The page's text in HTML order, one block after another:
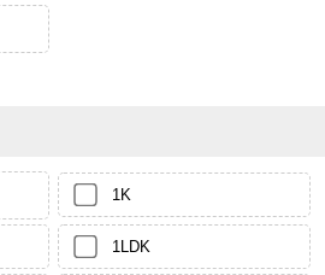
1K
1LDK